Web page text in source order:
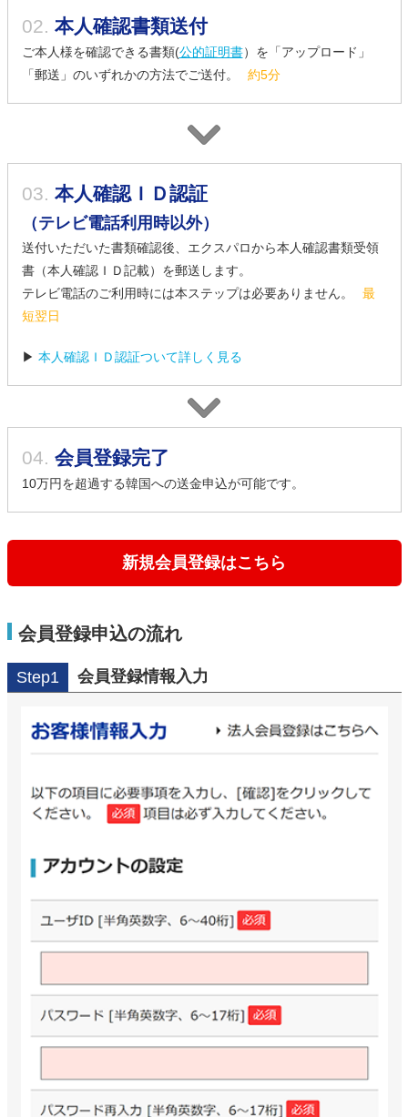
02. 本人確認書類送付
ご本人様を確認できる書類(公的証明書）を「アップロード」
「郵送」のいずれかの方法でご送付。
約5分
03. 本人確認ＩＤ認証
（テレビ電話利用時以外）
送付いただいた書類確認後、エクスパロから本人確認書類受領
書（本人確認ＩＤ記載）を郵送します。
テレビ電話のご利用時には本ステップは必要ありません。
最
短翌日
▶ 本人確認ＩＤ認証ついて詳しく見る
04. 会員登録完了
10万円を超過する韓国への送金申込が可能です。
新規会員登録はこちら
会員登録申込の流れ
Step1 会員登録情報入力